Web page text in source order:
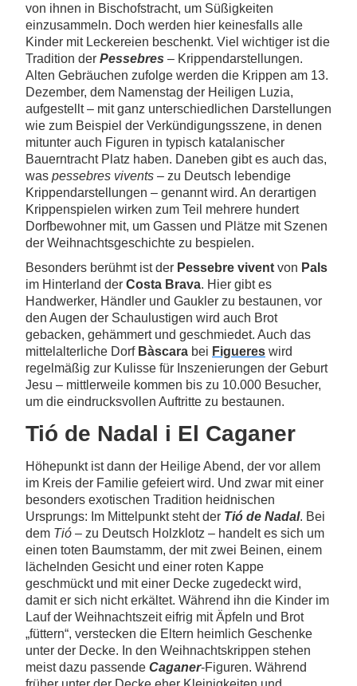
von ihnen in Bischofstracht, um Süßigkeiten
einzusammeln. Doch werden hier keinesfalls alle
Kinder mit Leckereien beschenkt. Viel wichtiger ist die
Tradition der Pessebres – Krippendarstellungen.
Alten Gebräuchen zufolge werden die Krippen am 13.
Dezember, dem Namenstag der Heiligen Luzia,
aufgestellt – mit ganz unterschiedlichen Darstellungen
wie zum Beispiel der Verkündigungsszene, in denen
mitunter auch Figuren in typisch katalanischer
Bauerntracht Platz haben. Daneben gibt es auch das,
was pessebres vivents – zu Deutsch lebendige
Krippendarstellungen – genannt wird. An derartigen
Krippenspielen wirken zum Teil mehrere hundert
Dorfbewohner mit, um Gassen und Plätze mit Szenen
der Weihnachtsgeschichte zu bespielen.
Besonders berühmt ist der Pessebre vivent von Pals
im Hinterland der Costa Brava. Hier gibt es
Handwerker, Händler und Gaukler zu bestaunen, vor
den Augen der Schaulustigen wird auch Brot
gebacken, gehämmert und geschmiedet. Auch das
mittelalterliche Dorf Bàscara bei Figueres wird
regelmäßig zur Kulisse für Inszenierungen der Geburt
Jesu – mittlerweile kommen bis zu 10.000 Besucher,
um die eindrucksvollen Auftritte zu bestaunen.
Tió de Nadal i El Caganer
Höhepunkt ist dann der Heilige Abend, der vor allem
im Kreis der Familie gefeiert wird. Und zwar mit einer
besonders exotischen Tradition heidnischen
Ursprungs: Im Mittelpunkt steht der Tió de Nadal. Bei
dem Tió – zu Deutsch Holzklotz – handelt es sich um
einen toten Baumstamm, der mit zwei Beinen, einem
lächelnden Gesicht und einer roten Kappe
geschmückt und mit einer Decke zugedeckt wird,
damit er sich nicht erkältet. Während ihn die Kinder im
Lauf der Weihnachtszeit eifrig mit Äpfeln und Brot
„füttern“, verstecken die Eltern heimlich Geschenke
unter der Decke. In den Weihnachtskrippen stehen
meist dazu passende Caganer-Figuren. Während